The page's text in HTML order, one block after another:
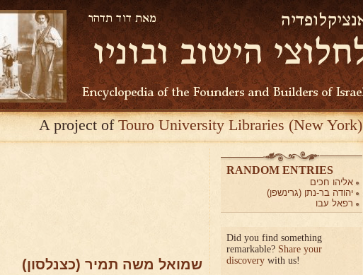
A project ofTouro University Libraries (New York)
שמואל משה תמיר (כצנלסון)
RANDOM ENTRIES
אליהו חכים
יהודה בר-נתן (גרינשפן)
רפאל עבו
Did you find something
remarkable? Share your
discovery with us!